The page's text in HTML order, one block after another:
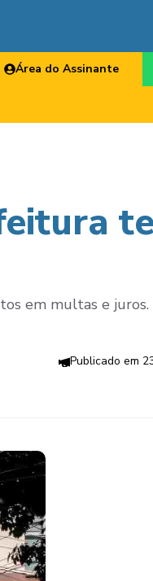
Área do Assinante
em multas e juros.